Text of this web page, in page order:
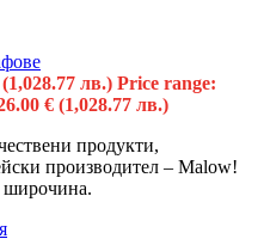
(1,028.77 лв.) Price range:
€ (1,028.77 лв.)
продукти,
производител – Malow!
широчина.